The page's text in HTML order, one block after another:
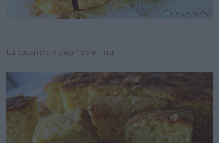
La sacamos y dejamos enfríar.